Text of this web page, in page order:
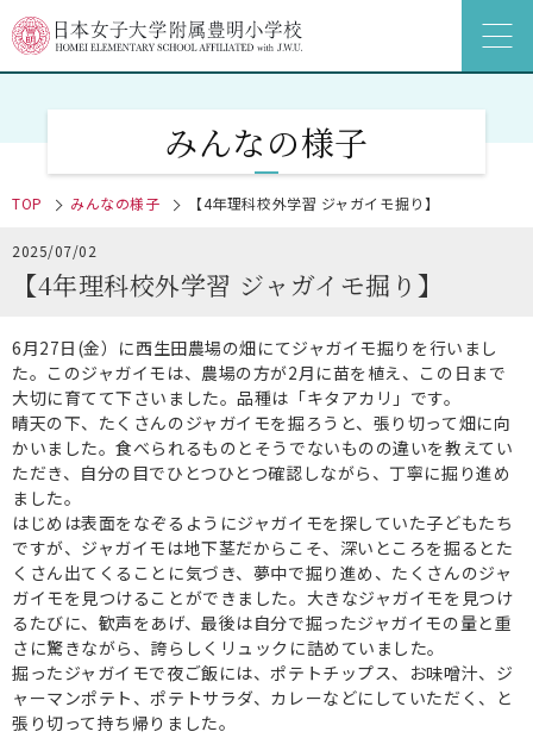
みんなの様子
TOP みんなの様子 【4年理科校外学習 ジャガイモ掘り】
2025/07/02
【4年理科校外学習 ジャガイモ掘り】
6月27日(金）に西生田農場の畑にてジャガイモ掘りを行いまし
た。このジャガイモは、農場の方が2月に苗を植え、この日まで
大切に育てて下さいました。品種は「キタアカリ」です。
晴天の下、たくさんのジャガイモを掘ろうと、張り切って畑に向
かいました。食べられるものとそうでないものの違いを教えてい
ただき、自分の目でひとつひとつ確認しながら、丁寧に掘り進め
ました。
はじめは表面をなぞるようにジャガイモを探していた子どもたち
ですが、ジャガイモは地下茎だからこそ、深いところを掘るとた
くさん出てくることに気づき、夢中で掘り進め、たくさんのジャ
ガイモを見つけることができました。大きなジャガイモを見つけ
るたびに、歓声をあげ、最後は自分で掘ったジャガイモの量と重
さに驚きながら、誇らしくリュックに詰めていました。
掘ったジャガイモで夜ご飯には、ポテトチップス、お味噌汁、ジ
ャーマンポテト、ポテトサラダ、カレーなどにしていただく、と
張り切って持ち帰りました。